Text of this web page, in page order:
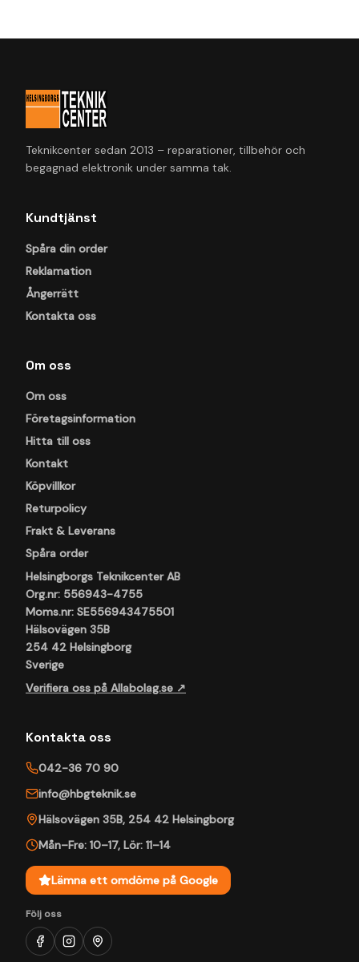
Teknikcenter sedan 2013 – reparationer, tillbehör och
begagnad elektronik under samma tak.
Kundtjänst
Spåra din order
Reklamation
Ångerrätt
Kontakta oss
Om oss
Om oss
Företagsinformation
Hitta till oss
Kontakt
Köpvillkor
Returpolicy
Frakt & Leverans
Spåra order
Helsingborgs Teknikcenter AB
Org.nr: 556943-4755
Moms.nr: SE556943475501
Hälsovägen 35B
254 42 Helsingborg
Sverige
Verifiera oss på Allabolag.se ↗
Kontakta oss
042-36 70 90
info@hbgteknik.se
Hälsovägen 35B, 254 42 Helsingborg
Mån–Fre: 10–17, Lör: 11–14
Lämna ett omdöme på Google
Följ oss